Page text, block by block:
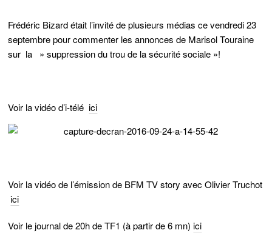
Frédéric Bizard était l’invité de plusieurs médias ce vendredi 23
septembre pour commenter les annonces de Marisol Touraine
sur la » suppression du trou de la sécurité sociale »!
Voir la vidéo d’i-téléici
Voir la vidéo de l’émission de BFM TV story avec Olivier Truchot
ici
Voir le journal de 20h de TF1 (à partir de 6 mn)ici